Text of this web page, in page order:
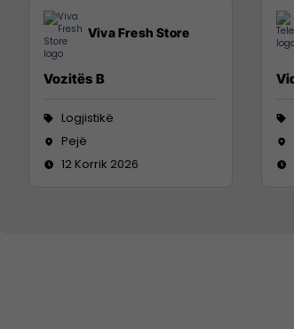
Viva Fresh Store
Vozitës B
Logjistikë
Pejë
12 Korrik 2026